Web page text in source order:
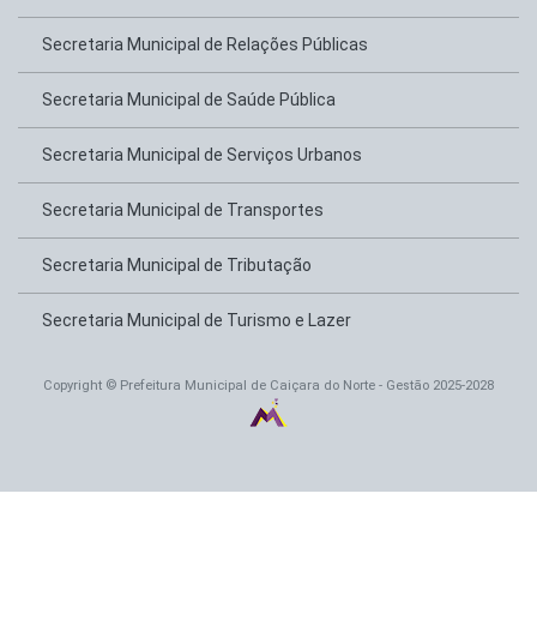
Secretaria Municipal de Relações Públicas
Secretaria Municipal de Saúde Pública
Secretaria Municipal de Serviços Urbanos
Secretaria Municipal de Transportes
Secretaria Municipal de Tributação
Secretaria Municipal de Turismo e Lazer
Copyright © Prefeitura Municipal de Caiçara do Norte - Gestão 2025-2028